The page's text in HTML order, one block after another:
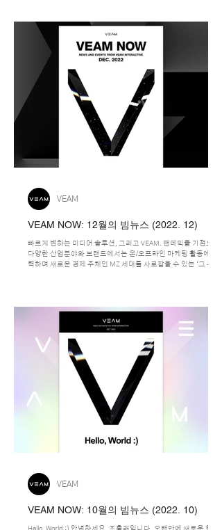
VEAM NOW: 12월의 빔뉴스 (2022. 12)
빠르게 변하는 미디어 솔루션, 그리고 VEAM. 팬데믹을 기점으로
다양한 산업분야와 브랜드에서는 온/오프라인 마케팅 활동에 주
력하며 새로운 경제 주체인 MZ 세대를 사로잡을 수 있는 ‘그 무언
VEAM
VEAM NOW: 10월의 빔뉴스 (2022. 10)
Hello, World :) 안녕하세요, 조홍래입니다. 오랜만에 새로운 회사
VEAM